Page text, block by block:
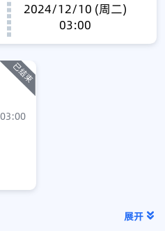
2024/12/10 (周二)
03:00
展开